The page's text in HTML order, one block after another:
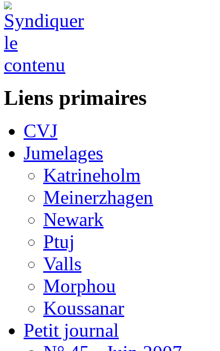
Liens primaires
CVJ
Jumelages
Katrineholm
Meinerzhagen
Newark
Ptuj
Valls
Morphou
Koussanar
Petit journal